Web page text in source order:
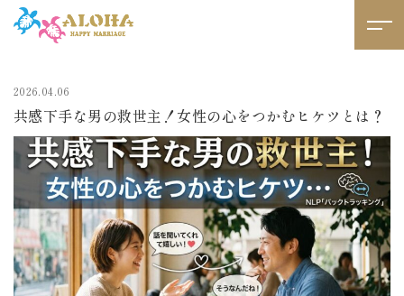
2026.04.06
共感下手な男の救世主！女性の心をつかむヒケツとは？